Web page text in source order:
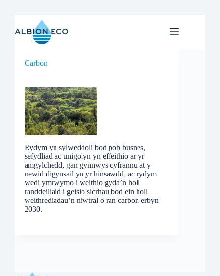
to
content
Carbon
Rydym yn sylweddoli bod pob busnes,
sefydliad ac unigolyn yn effeithio ar yr
amgylchedd, gan gynnwys cyfrannu at y
newid digynsail yn yr hinsawdd, ac rydym
wedi ymrwymo i weithio gyda’n holl
randdeiliaid i geisio sicrhau bod ein holl
weithrediadau’n niwtral o ran carbon erbyn
2030.